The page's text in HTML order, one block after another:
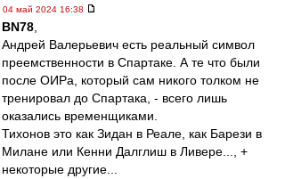
04 май 2024 16:38
BN78
Андрей Валерьевич есть реальный символ
преемственности в Спартаке. А те что были
после ОИРа, который сам никого толком не
тренировал до Спартака, - всего лишь
оказались временщиками.
Тихонов это как Зидан в Реале, как Барези в
Милане или Кенни Далглиш в Ливере..., +
некоторые другие...